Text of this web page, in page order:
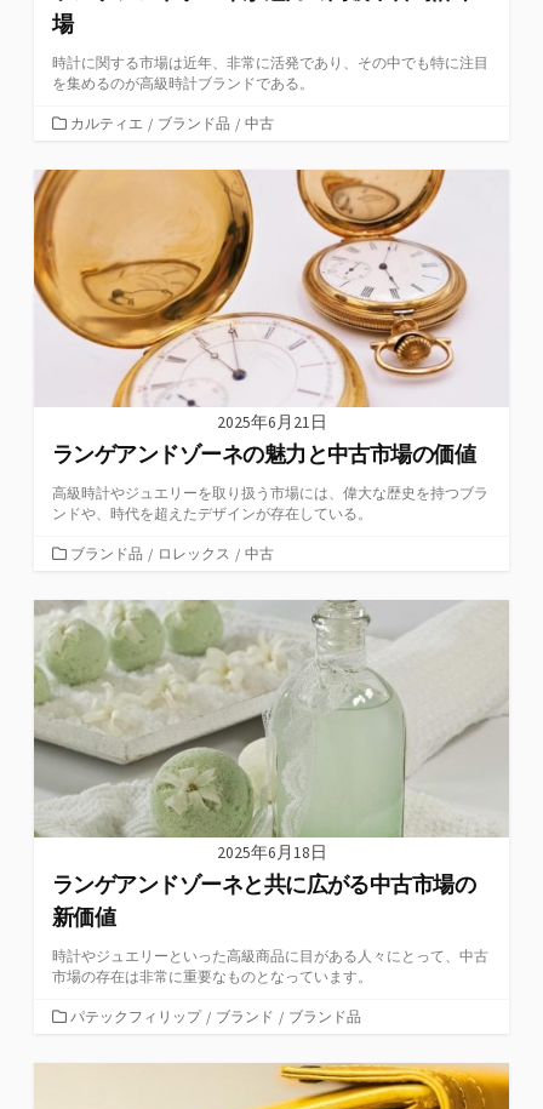
場
時計に関する市場は近年、非常に活発であり、その中でも特に注目
を集めるのが高級時計ブランドである。
カ
ゴ
リ
カルティエ / ブランド品 / 中古
2025年6月21日
ランゲアンドゾーネの魅力と中古市場の価値
高級時計やジュエリーを取り扱う市場には、偉大な歴史を持つブラ
ンドや、時代を超えたデザインが存在している。
カ
ゴ
リ
ー
ブランド品 / ロレックス / 中古
2025年6月18日
ランゲアンドゾーネと共に広がる中古市場の
新価値
時計やジュエリーといった高級商品に目がある人々にとって、中古
市場の存在は非常に重要なものとなっています。
カ
ゴ
パテックフィリップ / ブランド / ブランド品